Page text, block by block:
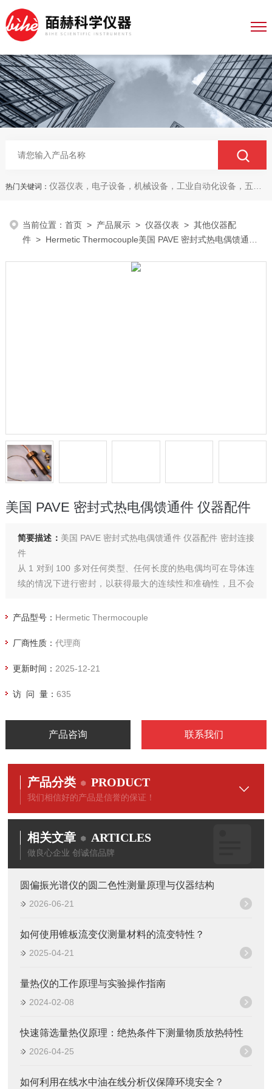
热门关键词： 仪器仪表，电子设备，机械设备，工业自动化设备，五金产品，电线电缆，金属材料，电子
当前位置：首页 > 产品展示 >仪器仪表 >其他仪器配
件 > Hermetic Thermocouple美国 PAVE 密封式热电偶馈通件
美国 PAVE 密封式热电偶馈通件 仪器配件
简要描述： 美国 PAVE 密封式热电偶馈通件 仪器配件 密封连接
件
从 1 对到 100 多对任何类型、任何长度的热电偶均可在导体连
续的情况下进行密封，以获得最大的连续性和准确性，且不会
产品型号： Hermetic Thermocouple
厂商性质： 代理商
更新时间： 2025-12-21
访 问 量： 635
产品咨询 联系我们
产品分类 PRODUCT
我们相信好的产品是信誉的保证！
相关文章 ARTICLES
做良心企业 创诚信品牌
圆偏振光谱仪的圆二色性测量原理与仪器结构
2026-06-21
如何使用锥板流变仪测量材料的流变特性？
2025-04-21
量热仪的工作原理与实验操作指南
2024-02-08
快速筛选量热仪原理：绝热条件下测量物质放热特性
2026-04-25
如何利用在线水中油在线分析仪保障环境安全？